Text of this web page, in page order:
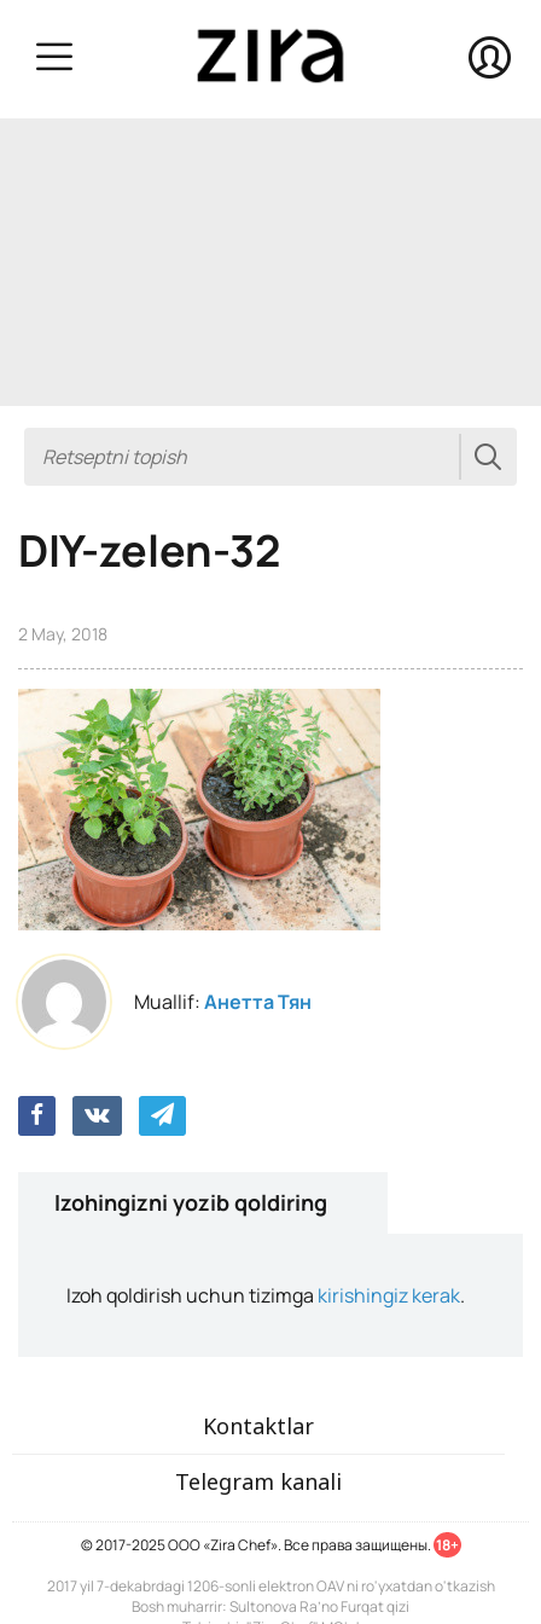
DIY-zelen-32
2 May, 2018
Muallif:Анетта Тян
Izohingizni yozib qoldiring
Izoh qoldirish uchun tizimga kirishingiz kerak.
Kontaktlar
Telegram kanali
© 2017-2025 ООО «Zira Chef». Все права защищены. 18+
2017 yil 7-dekabrdagi 1206-sonli elektron OAV ni ro'yxatdan o'tkazish
Bosh muharrir: Sultonova Ra’no Furqat qizi